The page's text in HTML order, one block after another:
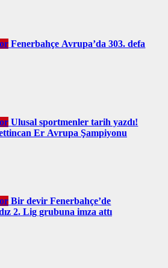
Fenerbahçe Avrupa’da 303. defa
Ulusal sportmenler tarih yazdı!
Er Avrupa Şampiyonu
Bir devir Fenerbahçe’de
2. Lig grubuna imza attı